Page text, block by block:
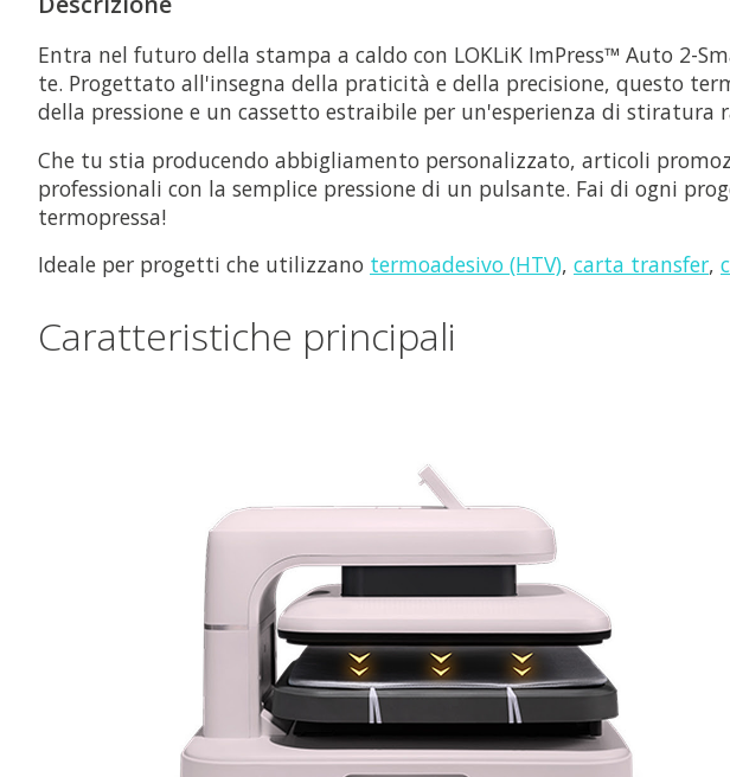
Entra nel futuro della stampa a caldo con LOKLiK ImPress™ Auto
te. Progettato all'insegna della praticità e della precisione, questo
della pressione e un cassetto estraibile per un'esperienza di stiratura
Che tu stia producendo abbigliamento personalizzato, articoli
professionali con la semplice pressione di un pulsante. Fai di ogni
termopressa!
Ideale per progetti che utilizzano termoadesivo (HTV), carta transfer,
Caratteristiche principali